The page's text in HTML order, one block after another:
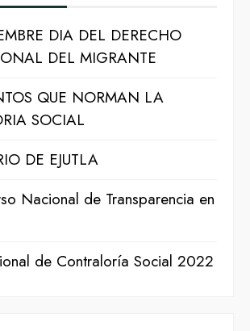
DIA DEL DERECHO
DEL MIGRANTE
QUE NORMAN LA
SOCIAL
DE EJUTLA
Nacional de Transparencia en
de Contraloría Social 2022